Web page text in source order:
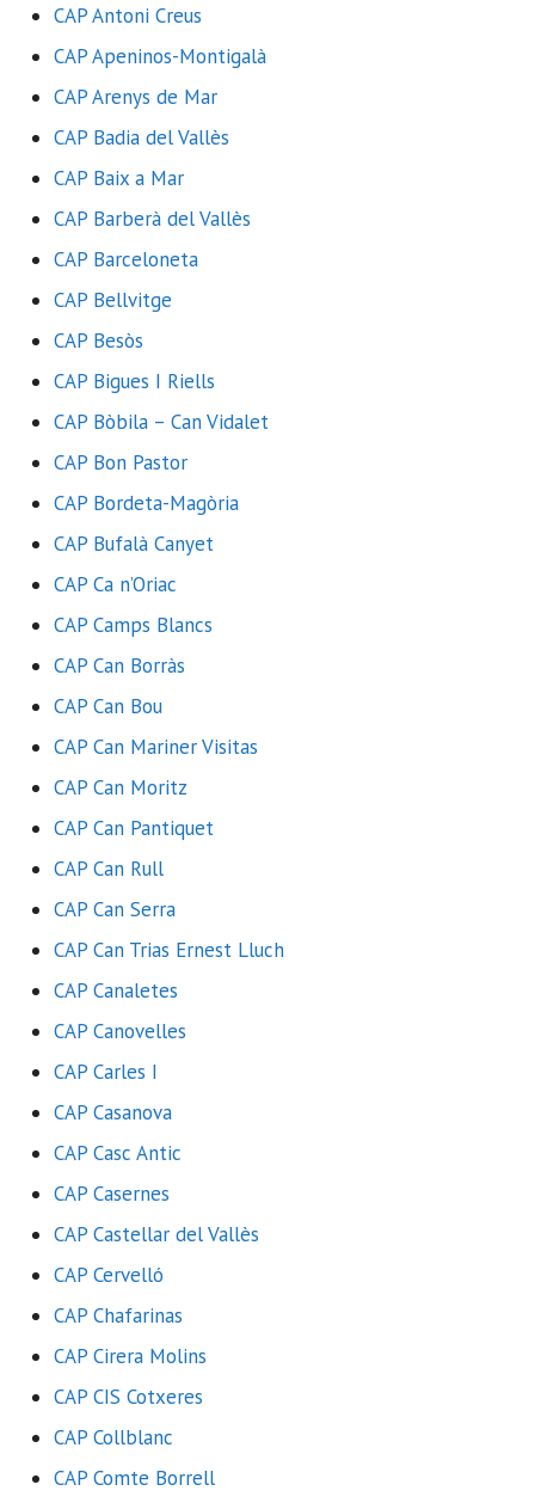
CAP Antoni Creus
CAP Apeninos-Montigalà
CAP Arenys de Mar
CAP Badia del Vallès
CAP Baix a Mar
CAP Barberà del Vallès
CAP Barceloneta
CAP Bellvitge
CAP Besòs
CAP Bigues I Riells
CAP Bòbila – Can Vidalet
CAP Bon Pastor
CAP Bordeta-Magòria
CAP Bufalà Canyet
CAP Ca n’Oriac
CAP Camps Blancs
CAP Can Borràs
CAP Can Bou
CAP Can Mariner Visitas
CAP Can Moritz
CAP Can Pantiquet
CAP Can Rull
CAP Can Serra
CAP Can Trias Ernest Lluch
CAP Canaletes
CAP Canovelles
CAP Carles I
CAP Casanova
CAP Casc Antic
CAP Casernes
CAP Castellar del Vallès
CAP Cervelló
CAP Chafarinas
CAP Cirera Molins
CAP CIS Cotxeres
CAP Collblanc
CAP Comte Borrell